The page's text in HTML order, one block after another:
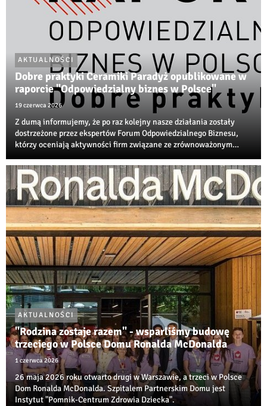
AKTUALNOŚCI
Dobre praktyki Ceramiki Paradyż opublikowane w
raporcie "Odpowiedzialny biznes w Polsce"
19 czerwca 2026
Z dumą informujemy, że po raz kolejny nasze działania zostały
dostrzeżone przez ekspertów Forum Odpowiedzialnego Biznesu,
którzy oceniają aktywności firm związane ze zrównoważonym
odpowiedzialnością biznesu.
AKTUALNOŚCI
"Rodzina zostaje razem" - wsparliśmy budowę
trzeciego w Polsce Domu Ronalda McDonalda
1 czerwca 2026
26 maja 2026 roku otwarto drugi w Warszawie, a trzeci w Polsce
Dom Ronalda McDonalda. Szpitalem Partnerskim Domu jest
Instytut "Pomnik-Centrum Zdrowia Dziecka".